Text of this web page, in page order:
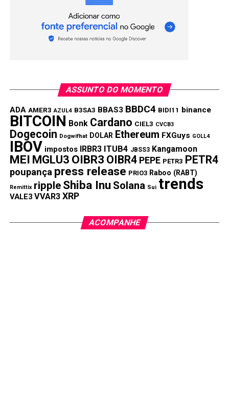
ASSUNTO DO MOMENTO
ADA AMER3 AZUL4 B3SA3 BBAS3 BBDC4 BIDI11 binance
BITCOIN Bonk Cardano CIEL3 CVCB3
Dogecoin Dogwifhat DOLAR Ethereum FXGuys GOLL4
IBOV impostos IRBR3 ITUB4 JBSS3 Kangamoon
MEI MGLU3 OIBR3 OIBR4 PEPE PETR3 PETR4
poupança press release PRIO3 Raboo (RABT)
Remittix ripple Shiba Inu Solana Sui trends
VALE3 VVAR3 XRP
ACOMPANHE